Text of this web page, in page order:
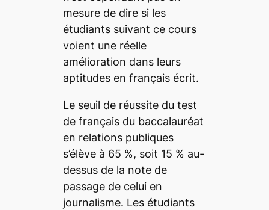
mesure de dire si les
étudiants suivant ce cours
voient une réelle
amélioration dans leurs
aptitudes en français écrit.
Le seuil de réussite du test
de français du baccalauréat
en relations publiques
s’élève à 65 %, soit 15 % au-
dessus de la note de
passage de celui en
journalisme. Les étudiants